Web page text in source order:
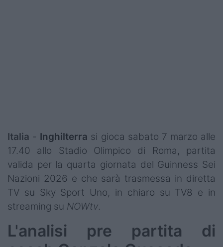
Italia - Inghilterra si gioca sabato 7 marzo alle
17.40 allo Stadio Olimpico di Roma, partita
valida per la quarta giornata del Guinness Sei
Nazioni 2026 e che sarà trasmessa in diretta
TV su Sky Sport Uno, in chiaro su TV8 e in
streaming su NOWtv.
L'analisi pre partita di